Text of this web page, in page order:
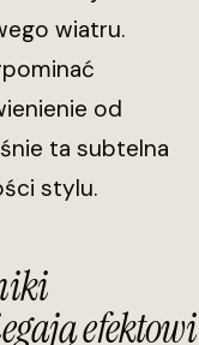
wiatru.
od
ta subtelna
stylu.
efektowi